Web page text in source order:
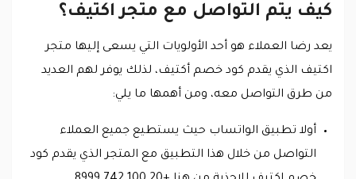
كيف يتم التواصل مع متجر اكتيف؟
يعد رضا العملاء هو أحد الأولويات التي يسعى إليها متجر
اكتيف الذي يقدم كود خصم أكتيف، لذلك يوفر لهم العديد
من طرق التواصل معه، ومن أهمها ما يلي:
أولا تطبيق الواتساب حيث يستطيع جميع العملاء
التواصل من خلال هذا التطبيق مع المتجر الذي يقدم كود